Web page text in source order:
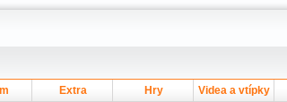
Extra Hry Videa a vtípky